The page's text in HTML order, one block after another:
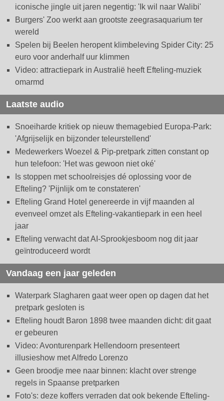
iconische jingle uit jaren negentig: 'Ik wil naar Walibi'
Burgers' Zoo werkt aan grootste zeegrasaquarium ter
wereld
Spelen bij Beelen heropent klimbeleving Spider City: 25
euro voor anderhalf uur klimmen
Video: attractiepark in Australië heeft Efteling-muziek
omarmd
Laatste audio
Snoeiharde kritiek op nieuw themagebied Europa-Park:
'Afgrijselijk en bijzonder teleurstellend'
Medewerkers Woezel & Pip-pretpark zitten constant op
hun telefoon: 'Het was gewoon niet oké'
Is stoppen met schoolreisjes dé oplossing voor de
Efteling? 'Pijnlijk om te constateren'
Efteling Grand Hotel genereerde in vijf maanden al
evenveel omzet als Efteling-vakantiepark in een heel
jaar
Efteling verwacht dat AI-Sprookjesboom nog dit jaar
geïntroduceerd wordt
Vandaag een jaar geleden
Waterpark Slagharen gaat weer open op dagen dat het
pretpark gesloten is
Efteling houdt Baron 1898 twee maanden dicht: dit gaat
er gebeuren
Video: Avonturenpark Hellendoorn presenteert
illusieshow met Alfredo Lorenzo
Geen broodje mee naar binnen: klacht over strenge
regels in Spaanse pretparken
Foto's: deze koffers verraden dat ook bekende Efteling-